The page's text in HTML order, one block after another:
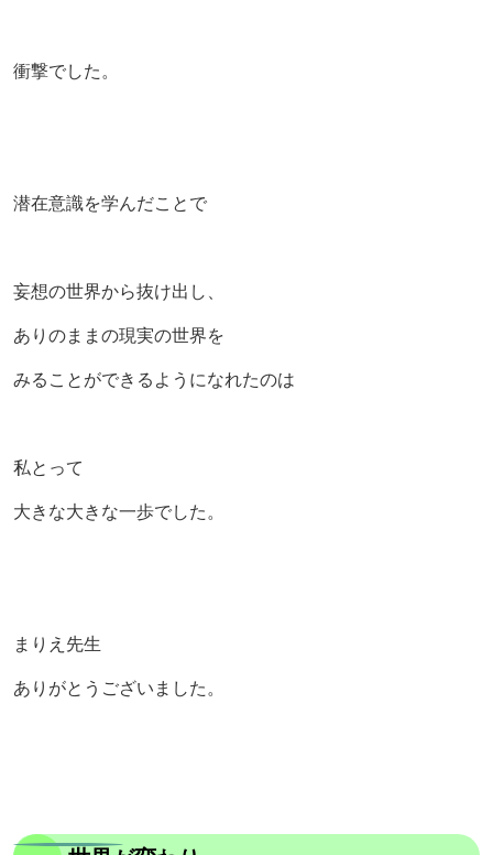
衝撃でした。
潜在意識を学んだことで
妄想の世界から抜け出し、
ありのままの現実の世界を
みることができるようになれたのは
私とって
大きな大きな一歩でした。
まりえ先生
ありがとうございました。